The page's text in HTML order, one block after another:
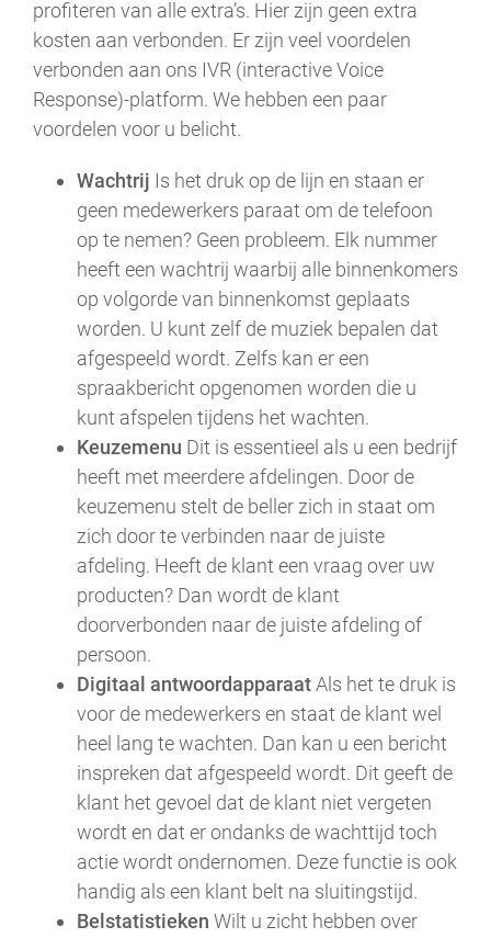
profiteren van alle extra’s. Hier zijn geen extra
kosten aan verbonden. Er zijn veel voordelen
verbonden aan ons IVR (interactive Voice
Response)-platform. We hebben een paar
voordelen voor u belicht.
Wachtrij Is het druk op de lijn en staan er
geen medewerkers paraat om de telefoon
op te nemen? Geen probleem. Elk nummer
heeft een wachtrij waarbij alle binnenkomers
op volgorde van binnenkomst geplaats
worden. U kunt zelf de muziek bepalen dat
afgespeeld wordt. Zelfs kan er een
spraakbericht opgenomen worden die u
kunt afspelen tijdens het wachten.
Keuzemenu Dit is essentieel als u een bedrijf
heeft met meerdere afdelingen. Door de
keuzemenu stelt de beller zich in staat om
zich door te verbinden naar de juiste
afdeling. Heeft de klant een vraag over uw
producten? Dan wordt de klant
doorverbonden naar de juiste afdeling of
persoon.
Digitaal antwoordapparaatAls het te druk is
voor de medewerkers en staat de klant wel
heel lang te wachten. Dan kan u een bericht
inspreken dat afgespeeld wordt. Dit geeft de
klant het gevoel dat de klant niet vergeten
wordt en dat er ondanks de wachttijd toch
actie wordt ondernomen. Deze functie is ook
handig als een klant belt na sluitingstijd.
Belstatistieken Wilt u zicht hebben over